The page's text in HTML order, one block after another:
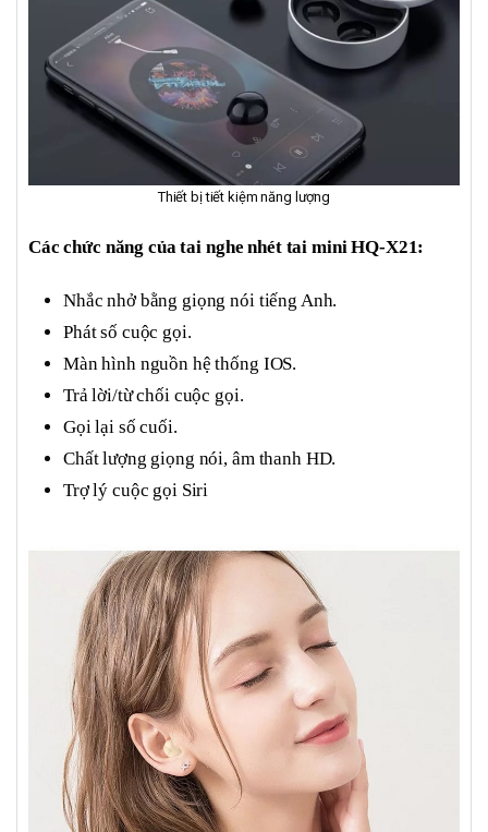
Thiết bị tiết kiệm năng lượng
Các chức năng của tai nghe nhét tai mini HQ-X21:
Nhắc nhở bằng giọng nói tiếng Anh.
Phát số cuộc gọi.
Màn hình nguồn hệ thống IOS.
Trả lời/từ chối cuộc gọi.
Gọi lại số cuối.
Chất lượng giọng nói, âm thanh HD.
Trợ lý cuộc gọi Siri